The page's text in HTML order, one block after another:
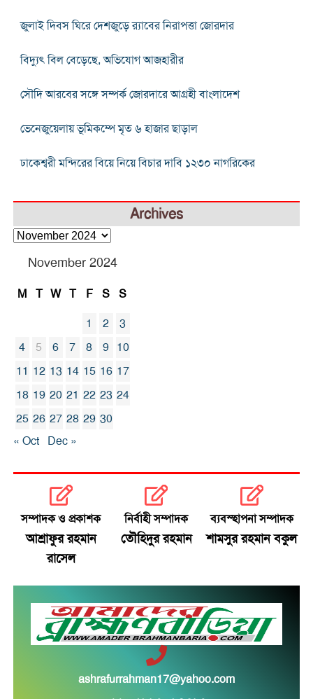
জুলাই দিবস ঘিরে দেশজুড়ে র‌্যাবের নিরাপত্তা জোরদার
বিদ্যুৎ বিল বেড়েছে, অভিযোগ আজহারীর
সৌদি আরবের সঙ্গে সম্পর্ক জোরদারে আগ্রহী বাংলাদেশ
ভেনেজুয়েলায় ভূমিকম্পে মৃত ৬ হাজার ছাড়াল
ঢাকেশ্বরী মন্দিরের বিয়ে নিয়ে বিচার দাবি ১২৩০ নাগরিকের
Archives
Archives
November 2024
M T W T F S S
1 2
3
4
5 6 7 8 9 10
11 12 13 14 15 16 17
18 19 20 21 22 23 24
25 26 27 28 29 30
« Oct
Dec »
সম্পাদক ও প্রকাশক
আশ্রাফুর রহমান
রাসেল
নির্বাহী সম্পাদক
তৌহিদুর রহমান
ব্যবস্হাপনা সম্পাদক
শামসুর রহমান বকুল
ashrafurrahman17@yahoo.com